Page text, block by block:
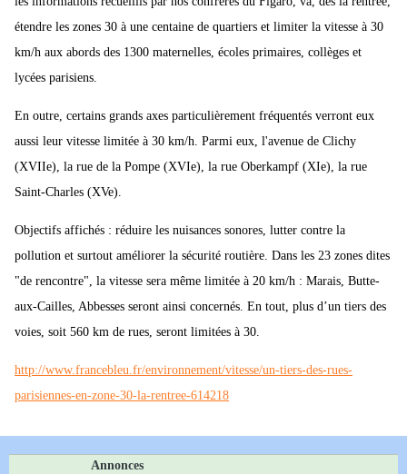
étendre les zones 30 à une centaine de quartiers et limiter la vitesse à 30
km/h aux abords des 1300 maternelles, écoles primaires, collèges et
lycées parisiens.
En outre, certains grands axes particulièrement fréquentés verront eux
aussi leur vitesse limitée à 30 km/h. Parmi eux, l'avenue de Clichy
(XVIIe), la rue de la Pompe (XVIe), la rue Oberkampf (XIe), la rue
Saint-Charles (XVe).
Objectifs affichés : réduire les nuisances sonores, lutter contre la
pollution et surtout améliorer la sécurité routière. Dans les 23 zones dites
"de rencontre", la vitesse sera même limitée à 20 km/h : Marais, Butte-
aux-Cailles, Abbesses seront ainsi concernés. En tout, plus d’un tiers des
voies, soit 560 km de rues, seront limitées à 30.
http://www.francebleu.fr/environnement/vitesse/un-tiers-des-rues-
parisiennes-en-zone-30-la-rentree-614218
Annonces